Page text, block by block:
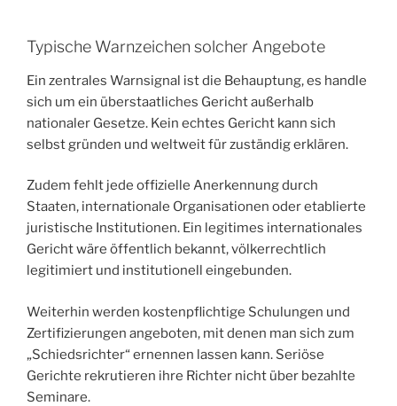
Typische Warnzeichen solcher Angebote
Ein zentrales Warnsignal ist die Behauptung, es handle
sich um ein überstaatliches Gericht außerhalb
nationaler Gesetze. Kein echtes Gericht kann sich
selbst gründen und weltweit für zuständig erklären.
Zudem fehlt jede offizielle Anerkennung durch
Staaten, internationale Organisationen oder etablierte
juristische Institutionen. Ein legitimes internationales
Gericht wäre öffentlich bekannt, völkerrechtlich
legitimiert und institutionell eingebunden.
Weiterhin werden kostenpflichtige Schulungen und
Zertifizierungen angeboten, mit denen man sich zum
„Schiedsrichter“ ernennen lassen kann. Seriöse
Gerichte rekrutieren ihre Richter nicht über bezahlte
Seminare.